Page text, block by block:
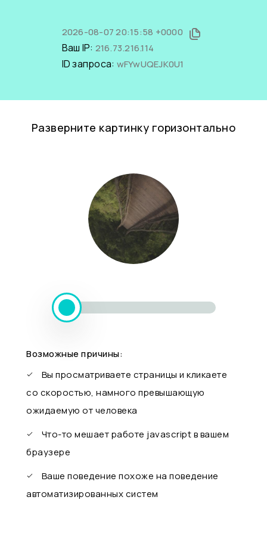
2026-08-07 20:15:58 +0000
Ваш IP: 216.73.216.114
ID запроса: wFYwUQEJK0U1
Разверните картинку горизонтально
Возможные причины:
Вы просматриваете страницы и кликаете
со скоростью, намного превышающую
ожидаемую от человека
Что-то мешает работе javascript в вашем
браузере
Ваше поведение похоже на поведение
автоматизированных систем